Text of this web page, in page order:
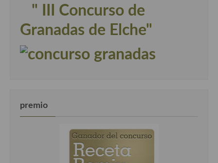
" III Concurso de
Granadas de Elche"
premio